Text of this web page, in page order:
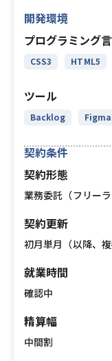
開発環境
プログラミング
CSS3 HTML5
ツール
Backlog Figma
契約条件
契約形態
業務委託（フリーラ
契約更新
初月単月（以降、複
就業時間
確認中
精算幅
中間割